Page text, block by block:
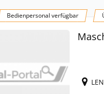
Bedienpersonal verfügbar